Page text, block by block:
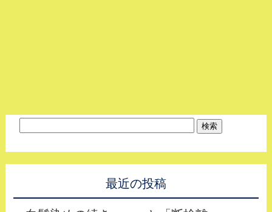
最近の投稿